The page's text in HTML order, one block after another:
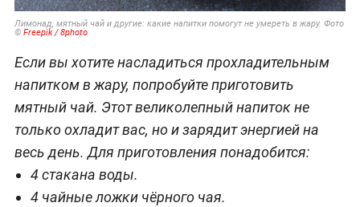
Лимонад, мятный чай и другие: какие напитки помогут не умереть в жару. Фото
© Freepik / 8photo
Если вы хотите насладиться прохладительным
напитком в жару, попробуйте приготовить
мятный чай. Этот великолепный напиток не
только охладит вас, но и зарядит энергией на
весь день. Для приготовления понадобится:
4 стакана воды.
4 чайные ложки чёрного чая.